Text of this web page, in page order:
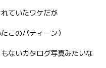
ていたワケだが
このパティーン）
ないカタログ写真みたいな